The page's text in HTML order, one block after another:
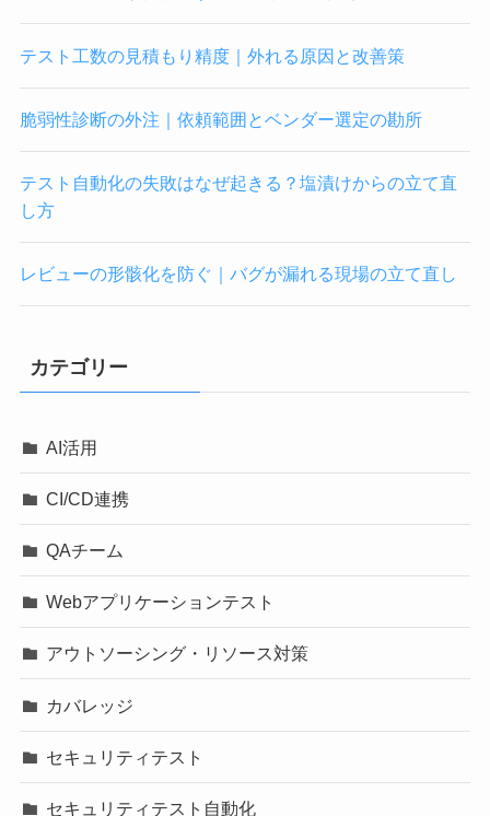
テスト工数の見積もり精度｜外れる原因と改善策
脆弱性診断の外注｜依頼範囲とベンダー選定の勘所
テスト自動化の失敗はなぜ起きる？塩漬けからの立て直
し方
レビューの形骸化を防ぐ｜バグが漏れる現場の立て直し
カテゴリー
AI活用
CI/CD連携
QAチーム
Webアプリケーションテスト
アウトソーシング・リソース対策
カバレッジ
セキュリティテスト
セキュリティテスト自動化